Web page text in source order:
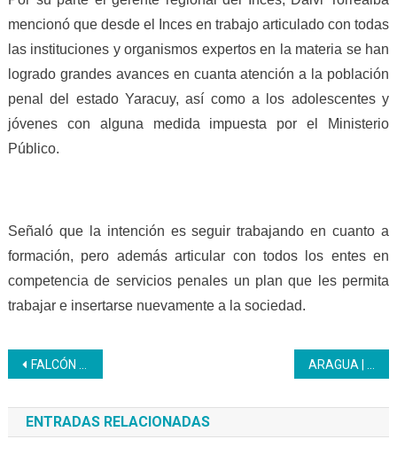
mencionó que desde el Inces en trabajo articulado con todas
las instituciones y organismos expertos en la materia se han
logrado grandes avances en cuanta atención a la población
penal del estado Yaracuy, así como a los adolescentes y
jóvenes con alguna medida impuesta por el Ministerio
Público.
Señaló que la intención es seguir trabajando en cuanto a
formación, pero además articular con todos los entes en
competencia de servicios penales un plan que les permita
trabajar e insertarse nuevamente a la sociedad.
Navegación
de
entradas
FALCÓN | Inces abre escuelas de formación en Paraguaná
ENTRADAS RELACIONADAS